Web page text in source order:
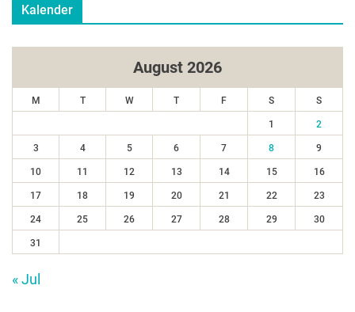
Kalender
August 2026
M T W T F S S
1 2
3 4 5 6 7 8 9
10 11 12 13 14 15 16
17 18 19 20 21 22 23
24 25 26 27 28 29 30
31
« Jul